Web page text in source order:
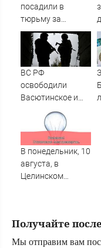
посадили в
тюрьму за
необычное имя
сына
ВС РФ
освободили
Васютинское и
Торецкое в ДНР -
Новости на
Вести.ru
В понедельник, 10
августа, в
Целинском
Получайте
Мы отправим вам